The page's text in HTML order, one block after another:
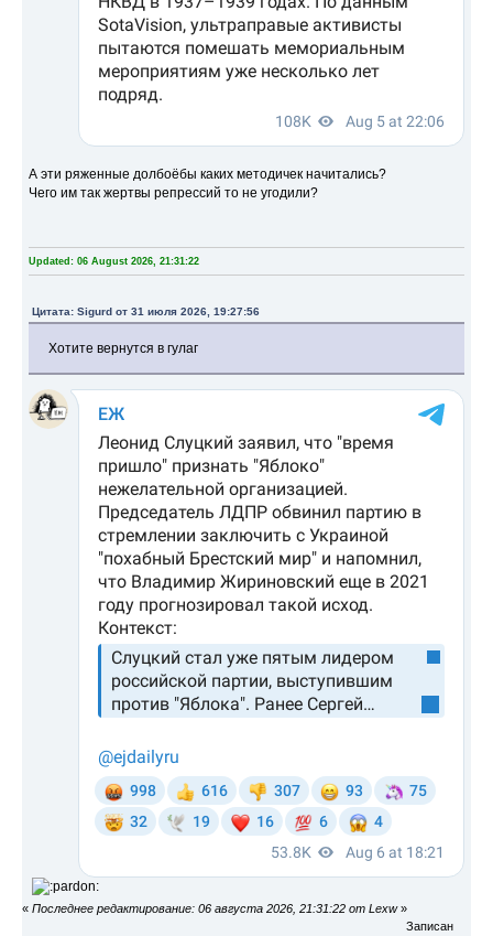
А эти ряженные долбоёбы каких методичек начитались?
Чего им так жертвы репрессий то не угодили?
Updated: 06 August 2026, 21:31:22
Цитата: Sigurd от 31 июля 2026, 19:27:56
Хотите вернутся в гулаг
« Последнее редактирование: 06 августа 2026, 21:31:22 от Lexw»
Записан